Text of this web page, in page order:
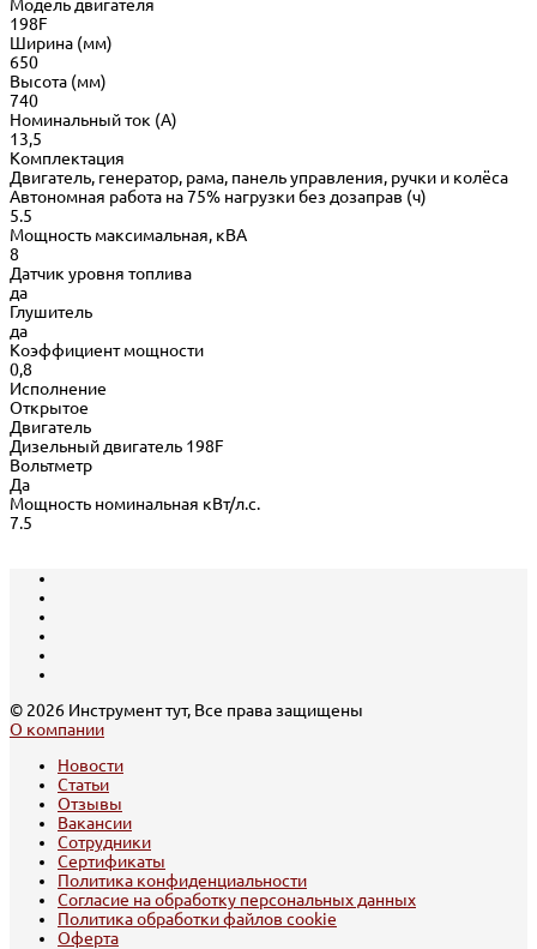
Модель двигателя
198F
Ширина (мм)
650
Высота (мм)
740
Номинальный ток (А)
13,5
Комплектация
Двигатель, генератор, рама, панель управления, ручки и колёса
Автономная работа на 75% нагрузки без дозаправ (ч)
5.5
Мощность максимальная, кВА
8
Датчик уровня топлива
да
Глушитель
да
Коэффициент мощности
0,8
Исполнение
Открытое
Двигатель
Дизельный двигатель 198F
Вольтметр
Да
Мощность номинальная кВт/л.с.
7.5
© 2026 Инструмент тут, Все права защищены
О компании
Новости
Статьи
Отзывы
Вакансии
Сотрудники
Сертификаты
Политика конфиденциальности
Согласие на обработку персональных данных
Политика обработки файлов cookie
Оферта